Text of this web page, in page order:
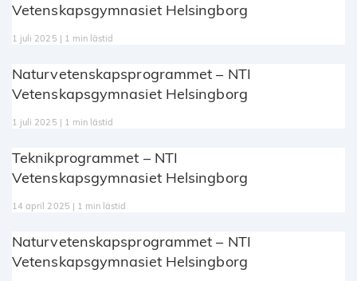
Vetenskapsgymnasiet Helsingborg
1 juli 2025 | 1 min lästid
Naturvetenskapsprogrammet – NTI
Vetenskapsgymnasiet Helsingborg
1 juli 2025 | 1 min lästid
Teknikprogrammet – NTI
Vetenskapsgymnasiet Helsingborg
14 april 2025 | 1 min lästid
Naturvetenskapsprogrammet – NTI
Vetenskapsgymnasiet Helsingborg